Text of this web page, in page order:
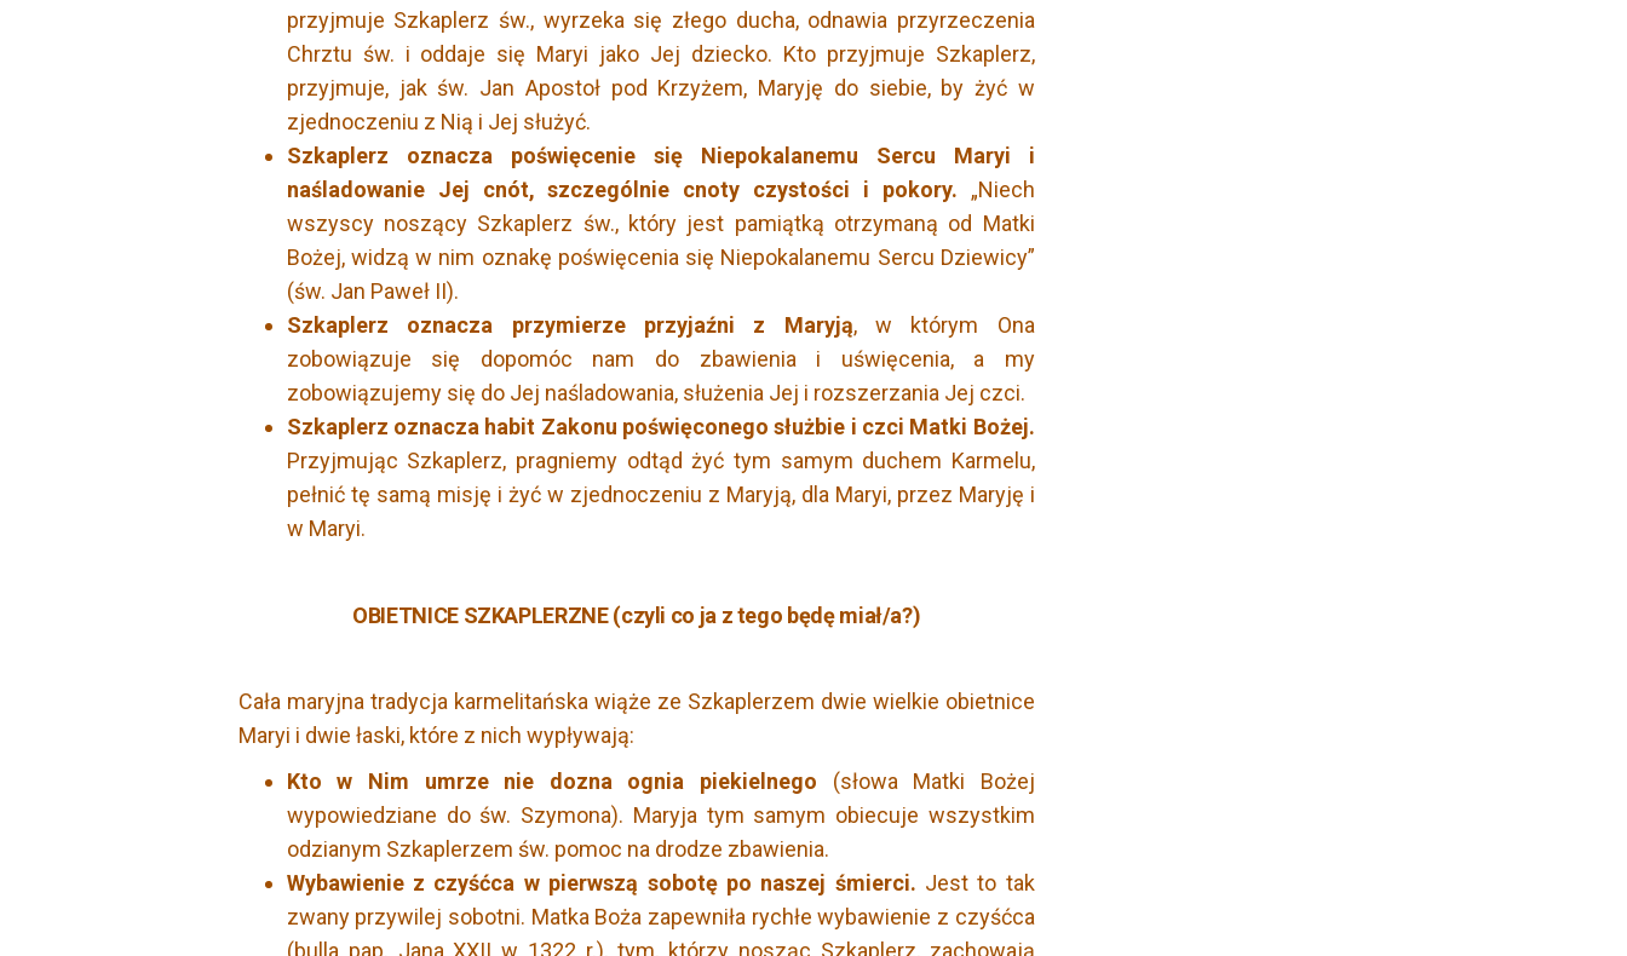
przyjmuje Szkaplerz św., wyrzeka się złego ducha, odnawia przyrzeczenia
Chrztu św. i oddaje się Maryi jako Jej dziecko. Kto przyjmuje Szkaplerz,
przyjmuje, jak św. Jan Apostoł pod Krzyżem, Maryję do siebie, by żyć w
zjednoczeniu z Nią i Jej służyć.
Szkaplerz oznacza poświęcenie się Niepokalanemu Sercu Maryi i
naśladowanie Jej cnót, szczególnie cnoty czystości i pokory. „Niech
wszyscy noszący Szkaplerz św., który jest pamiątką otrzymaną od Matki
Bożej, widzą w nim oznakę poświęcenia się Niepokalanemu Sercu Dziewicy”
(św. Jan Paweł II).
Szkaplerz oznacza przymierze przyjaźni z Maryją, w którym Ona
zobowiązuje się dopomóc nam do zbawienia i uświęcenia, a my
zobowiązujemy się do Jej naśladowania, służenia Jej i rozszerzania Jej czci.
Szkaplerz oznacza habit Zakonu poświęconego służbie i czci Matki Bożej.
Przyjmując Szkaplerz, pragniemy odtąd żyć tym samym duchem Karmelu,
pełnić tę samą misję i żyć w zjednoczeniu z Maryją, dla Maryi, przez Maryję i
w Maryi.
OBIETNICE SZKAPLERZNE (czyli co ja z tego będę miał/a?)
Cała maryjna tradycja karmelitańska wiąże ze Szkaplerzem dwie wielkie obietnice
Maryi i dwie łaski, które z nich wypływają:
Kto w Nim umrze nie dozna ognia piekielnego (słowa Matki Bożej
wypowiedziane do św. Szymona). Maryja tym samym obiecuje wszystkim
odzianym Szkaplerzem św. pomoc na drodze zbawienia.
Wybawienie z czyśćca w pierwszą sobotę po naszej śmierci. Jest to tak
zwany przywilej sobotni. Matka Boża zapewniła rychłe wybawienie z czyśćca
(bulla pap. Jana XXII w 1322 r.), tym, którzy nosząc Szkaplerz, zachowają